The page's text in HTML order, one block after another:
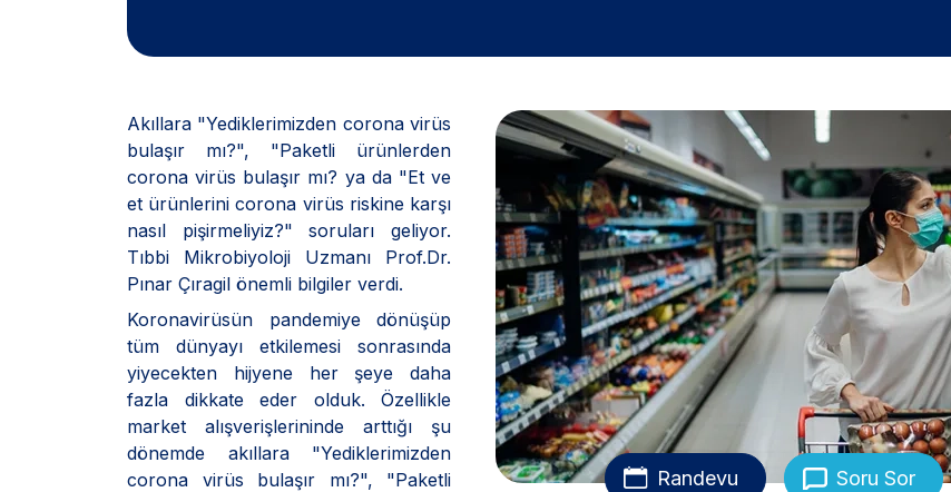
Randevu Soru Sor
Akıllara "Yediklerimizden corona virüs
bulaşır mı?", "Paketli ürünlerden
corona virüs bulaşır mı? ya da "Et ve
et ürünlerini corona virüs riskine karşı
nasıl pişirmeliyiz?" soruları geliyor.
Tıbbi Mikrobiyoloji Uzmanı Prof.Dr.
Pınar Çıragil önemli bilgiler verdi.
Koronavirüsün pandemiye dönüşüp
tüm dünyayı etkilemesi sonrasında
yiyecekten hijyene her şeye daha
fazla dikkate eder olduk. Özellikle
market alışverişlerininde arttığı şu
dönemde akıllara "Yediklerimizden
corona virüs bulaşır mı?", "Paketli